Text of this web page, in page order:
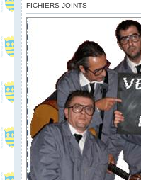
FICHIERS JOINTS